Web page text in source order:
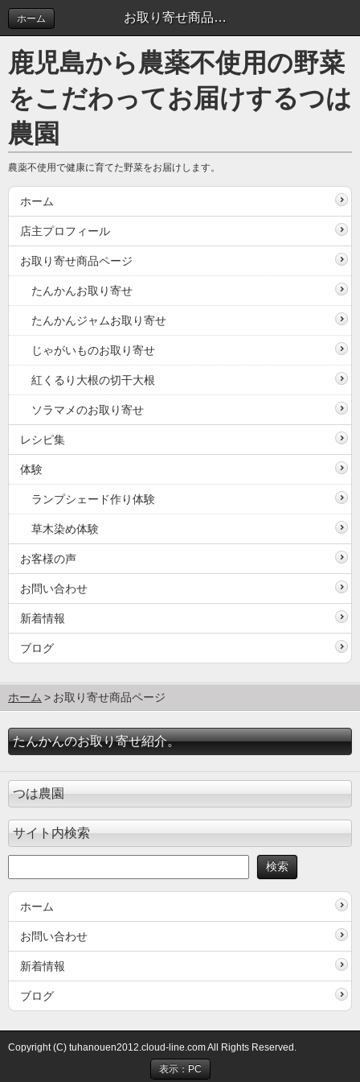
お取り寄せ商品ページ
ホーム
鹿児島から農薬不使用の野菜
をこだわってお届けするつは
農園
農薬不使用で健康に育てた野菜をお届けします。
ホーム
店主プロフィール
お取り寄せ商品ページ
たんかんお取り寄せ
たんかんジャムお取り寄せ
じゃがいものお取り寄せ
紅くるり大根の切干大根
ソラマメのお取り寄せ
レシピ集
体験
ランプシェード作り体験
草木染め体験
お客様の声
お問い合わせ
新着情報
ブログ
ホーム お取り寄せ商品ページ
たんかんのお取り寄せ紹介。
つは農園
サイト内検索
ホーム
お問い合わせ
新着情報
ブログ
Copyright (C) tuhanouen2012.cloud-line.com All Rights Reserved.
表示：PC